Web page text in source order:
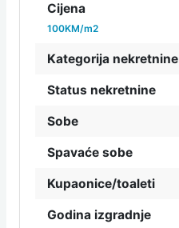
Cijena
100KM/m2
Kategorija nekretnine
Status nekretnine
Sobe
Spavaće sobe
Kupaonice/toaleti
Godina izgradnje